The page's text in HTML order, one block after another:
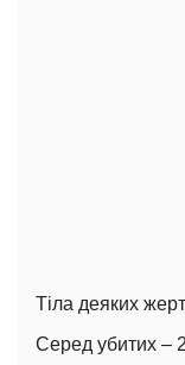
Тіла деяких
Серед убитих –